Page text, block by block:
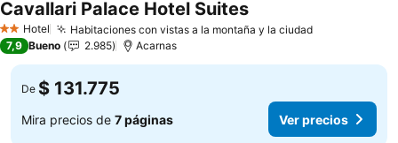
2 Estrellas
Hotel Habitaciones con vistas a la montaña y la ciudad
Cavallari Palace Hotel Suites
7,9 Bueno 2.985 Acarnas
De $ 131.775
Mira precios de 7 páginas Ver precios